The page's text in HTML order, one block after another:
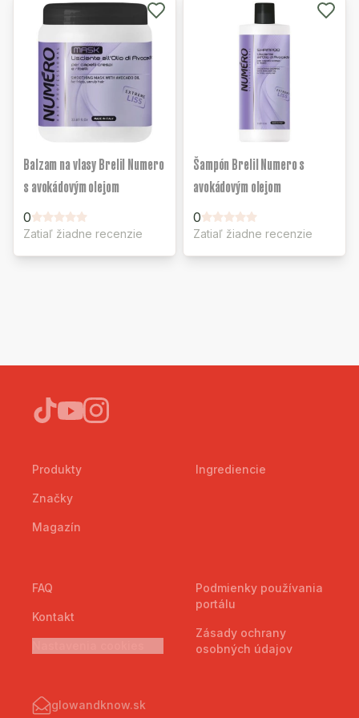
Balzam na vlasy Brelil Numero
s avokádovým olejom
0
Zatiaľ žiadne recenzie
Šampón Brelil Numero s
avokádovým olejom
0
Zatiaľ žiadne recenzie
Produkty
Značky
Magazín
Ingrediencie
FAQ
Kontakt
Podmienky používania
portálu
Zásady ochrany
osobných údajov
glowandknow.sk